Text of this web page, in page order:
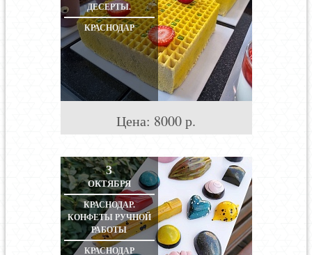
ДЕСЕРТЫ.
КРАСНОДАР
Цена: 8000р.
3
ОКТЯБРЯ
КРАСНОДАР.
КОНФЕТЫ РУЧНОЙ
РАБОТЫ
КРАСНОДАР